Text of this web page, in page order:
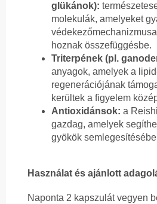
glükánok):
molekulák, amelyeket
hoznak összefüggésbe.
Triterpének (pl.
anyagok, amelyek a
regenerációjának
kerültek a figyelem
Antioxidánsok: a
gazdag, amelyek
gyökök
Használat és ajánlott
Naponta 2 kapszulát vegyen